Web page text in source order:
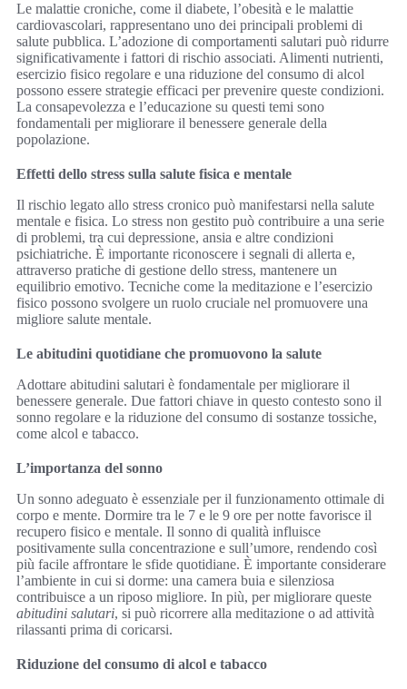
Le malattie croniche, come il diabete, l’obesità e le malattie
cardiovascolari, rappresentano uno dei principali problemi di
salute pubblica. L’adozione di comportamenti salutari può ridurre
significativamente i fattori di rischio associati. Alimenti nutrienti,
esercizio fisico regolare e una riduzione del consumo di alcol
possono essere strategie efficaci per prevenire queste condizioni.
La consapevolezza e l’educazione su questi temi sono
fondamentali per migliorare il benessere generale della
popolazione.
Effetti dello stress sulla salute fisica e mentale
Il rischio legato allo stress cronico può manifestarsi nella salute
mentale e fisica. Lo stress non gestito può contribuire a una serie
di problemi, tra cui depressione, ansia e altre condizioni
psichiatriche. È importante riconoscere i segnali di allerta e,
attraverso pratiche di gestione dello stress, mantenere un
equilibrio emotivo. Tecniche come la meditazione e l’esercizio
fisico possono svolgere un ruolo cruciale nel promuovere una
migliore salute mentale.
Le abitudini quotidiane che promuovono la salute
Adottare abitudini salutari è fondamentale per migliorare il
benessere generale. Due fattori chiave in questo contesto sono il
sonno regolare e la riduzione del consumo di sostanze tossiche,
come alcol e tabacco.
L’importanza del sonno
Un sonno adeguato è essenziale per il funzionamento ottimale di
corpo e mente. Dormire tra le 7 e le 9 ore per notte favorisce il
recupero fisico e mentale. Il sonno di qualità influisce
positivamente sulla concentrazione e sull’umore, rendendo così
più facile affrontare le sfide quotidiane. È importante considerare
l’ambiente in cui si dorme: una camera buia e silenziosa
contribuisce a un riposo migliore. In più, per migliorare queste
abitudini salutari, si può ricorrere alla meditazione o ad attività
rilassanti prima di coricarsi.
Riduzione del consumo di alcol e tabacco